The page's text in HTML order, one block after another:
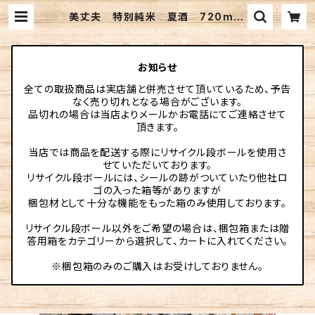
美丈夫 特別純米 夏酒 720ml |
伊勢元酒店online
お知らせ
全ての取扱商品は実店舗と併売させて頂いているため、予告
なく売り切れとなる場合がございます。
品切れの場合は当店よりメールかお電話にてご連絡させて
頂きます。
当店では商品を配送する際にリサイクル段ボールを使用さ
せていただいております。
リサイクル段ボールには、シールの跡がついていたり他社ロ
ゴの入った箱等がありますが
梱包材として十分な機能をもった箱のみ使用しております。
リサイクル段ボール以外をご希望の場合は、梱包箱または贈
答用箱をカテゴリーから選択して、カートに入れてください。
※梱包箱のみのご購入はお受けしておりません。